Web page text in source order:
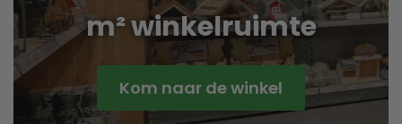
m² winkelruimte
Kom naar de winkel